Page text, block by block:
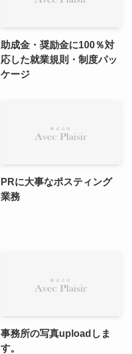
助成金・奨励金に100％対
応した就業規則・制度パッ
ケージ
PRに大事なポスティング
業務
事務所の写真uploadしま
す。